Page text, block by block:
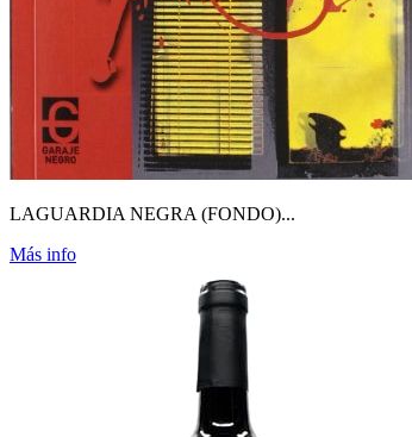
LAGUARDIA NEGRA (FONDO)...
Más info